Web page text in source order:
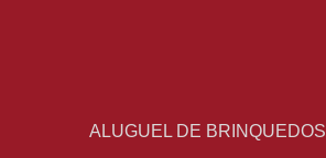
ALUGUEL DE